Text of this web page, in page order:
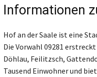
Informationen
Hof an der Saale ist eine
Die Vorwahl 09281
Döhlau, Feilitzsch,
Tausend Einwohner und